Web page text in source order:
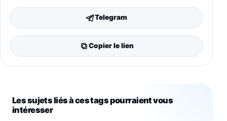
Telegram
Copier le lien
Les sujets liés à ces tags pourraient vous
intéresser